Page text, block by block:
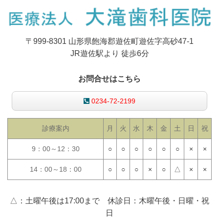
〒999-8301 山形県飽海郡遊佐町遊佐字高砂47-1
JR遊佐駅より 徒歩6分
お問合せはこちら
0234-72-2199
診療案内 月 火 水 木 金 土 日 祝
9：00～12：30 ○ ○ ○ ○ ○ ○ × ×
14：00～18：00 ○ ○ ○ × ○ △ × ×
△：土曜午後は17:00まで 休診日：木曜午後・日曜・祝
日